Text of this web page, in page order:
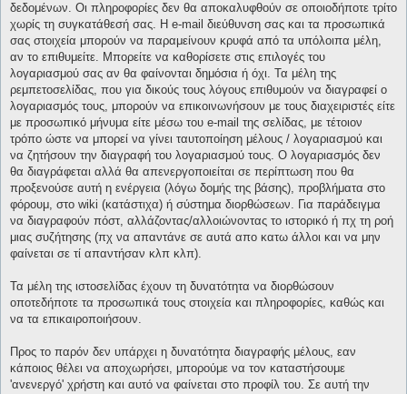
δεδομένων. Οι πληροφορίες δεν θα αποκαλυφθούν σε οποιοδήποτε τρίτο
χωρίς τη συγκατάθεσή σας. Η e-mail διεύθυνση σας και τα προσωπικά
σας στοιχεία μπορούν να παραμείνουν κρυφά από τα υπόλοιπα μέλη,
αν το επιθυμείτε. Μπορείτε να καθορίσετε στις επιλογές του
λογαριασμού σας αν θα φαίνονται δημόσια ή όχι. Τα μέλη της
ρεμπετοσελίδας, που για δικούς τους λόγους επιθυμούν να διαγραφεί ο
λογαριασμός τους, μπορούν να επικοινωνήσουν με τους διαχειριστές είτε
με προσωπικό μήνυμα είτε μέσω του e-mail της σελίδας, με τέτοιον
τρόπο ώστε να μπορεί να γίνει ταυτοποίηση μέλους / λογαριασμού και
να ζητήσουν την διαγραφή του λογαριασμού τους. Ο λογαριασμός δεν
θα διαγράφεται αλλά θα απενεργοποιείται σε περίπτωση που θα
προξενούσε αυτή η ενέργεια (λόγω δομής της βάσης), προβλήματα στο
φόρουμ, στο wiki (κατάστιχα) ή σύστημα διορθώσεων. Για παράδειγμα
να διαγραφούν πόστ, αλλάζοντας/αλλοιώνοντας το ιστορικό ή πχ τη ροή
μιας συζήτησης (πχ να απαντάνε σε αυτά απο κατω άλλοι και να μην
φαίνεται σε τί απαντήσαν κλπ κλπ).
Τα μέλη της ιστοσελίδας έχουν τη δυνατότητα να διορθώσουν
οποτεδήποτε τα προσωπικά τους στοιχεία και πληροφορίες, καθώς και
να τα επικαιροποιήσουν.
Προς το παρόν δεν υπάρχει η δυνατότητα διαγραφής μέλους, εαν
κάποιος θέλει να αποχωρήσει, μπορούμε να τον καταστήσουμε
'ανενεργό' χρήστη και αυτό να φαίνεται στο προφίλ του. Σε αυτή την